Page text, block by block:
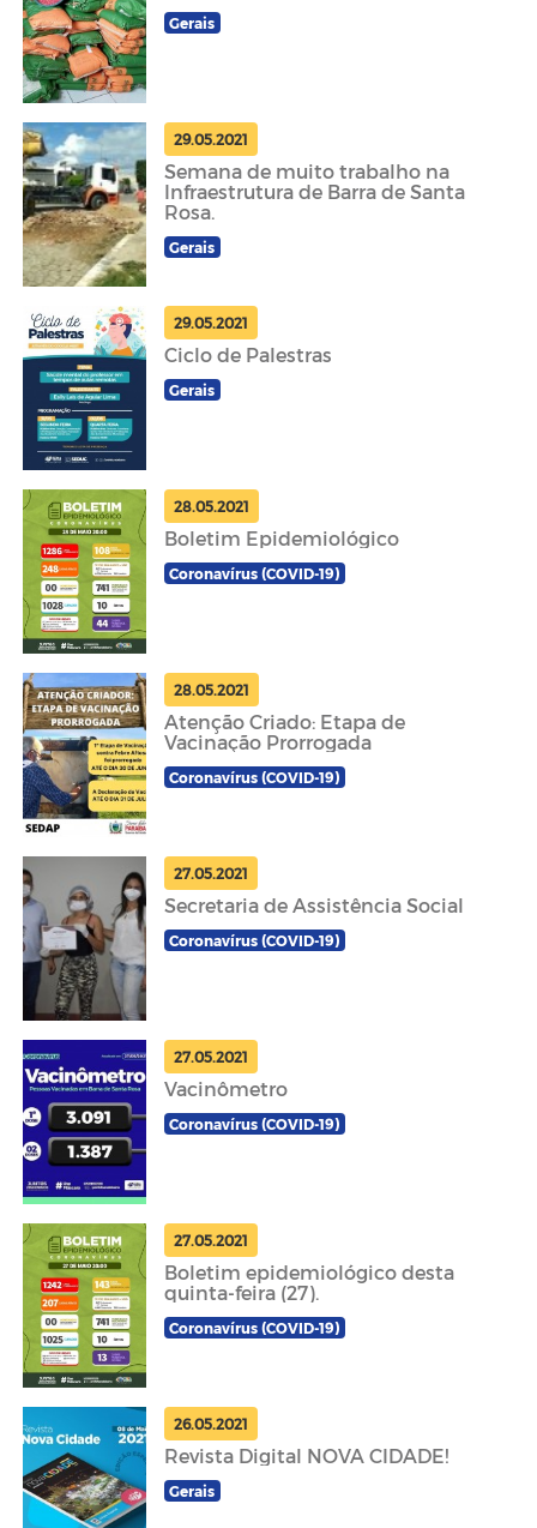
Gerais
29.05.2021
Semana de muito trabalho na
Infraestrutura de Barra de Santa
Rosa.
Gerais
29.05.2021
Ciclo de Palestras
Gerais
28.05.2021
Boletim Epidemiológico
Coronavírus (COVID-19)
28.05.2021
Atenção Criado: Etapa de
Vacinação Prorrogada
Coronavírus (COVID-19)
27.05.2021
Secretaria de Assistência Social
Coronavírus (COVID-19)
27.05.2021
Vacinômetro
Coronavírus (COVID-19)
27.05.2021
Boletim epidemiológico desta
quinta-feira (27).
Coronavírus (COVID-19)
26.05.2021
Revista Digital NOVA CIDADE!
Gerais